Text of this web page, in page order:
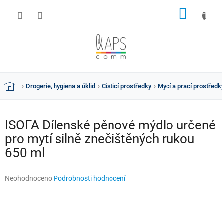
DomůDrogerie, hygiena a úklid Čisticí prostředky Mycí a prací
ISOFA Dílenské pěnové mýdlo určené
pro mytí silně znečištěných rukou
650 ml
Průměrné
Neohodnoceno Podrobnosti hodnocení